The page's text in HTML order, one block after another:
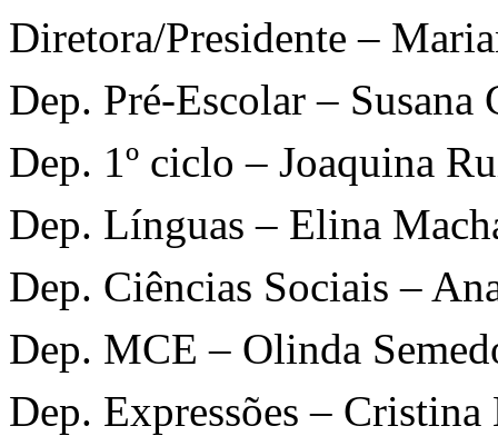
Diretora/Presidente –
Dep. Pré-Escolar – Susana
Dep. 1º ciclo – Joaquina
Dep. Línguas – Elina
Dep. Ciências Sociais –
Dep. MCE – Olinda
Dep. Expressões –